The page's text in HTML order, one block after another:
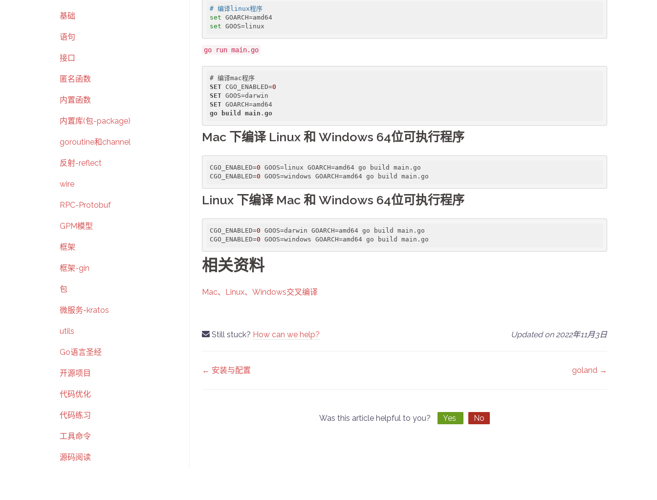
基础
语句
接口
匿名函数
内置函数
内置库(包-package)
goroutine和channel
反射-reflect
wire
RPC-Protobuf
GPM模型
框架
框架-gin
包
微服务-kratos
utils
Go语言圣经
开源项目
代码优化
代码练习
工具命令
源码阅读
# 编译linux程序
set
set GOOS=linux
go run main.go
SET CGO_ENABLED=0
SET
SET
go
build main . go
Mac 下编译 Linux 和 Windows 64位可执行程序
CGO_ENABLED=0
CGO_ENABLED=0 GOOS=windows GOARCH=amd64 go build main.go
Linux 下编译 Mac 和 Windows 64位可执行程序
CGO_ENABLED=0
CGO_ENABLED=0 GOOS=windows GOARCH=amd64 go build main.go
相关资料
Mac、Linux、Windows交叉编译
Still stuck? How can we help? Updated on 2022年11月3日
Doc
← 安装与配置 goland →
Was this article helpful to you? Yes No